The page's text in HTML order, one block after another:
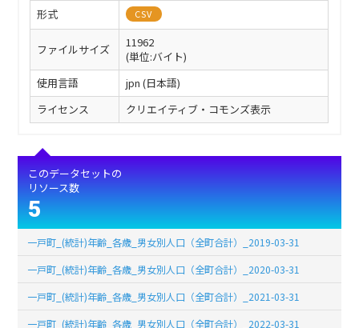
形式
CSV
ファイルサイズ
11962
(単位:バイト)
使用言語
jpn (日本語)
ライセンス
クリエイティブ・コモンズ表示
このデータセットの
リソース数
5
一戸町_(統計)年齢_各歳_男女別人口（全町合計）_2019-03-31
一戸町_(統計)年齢_各歳_男女別人口（全町合計）_2020-03-31
一戸町_(統計)年齢_各歳_男女別人口（全町合計）_2021-03-31
一戸町_(統計)年齢_各歳_男女別人口（全町合計）_2022-03-31